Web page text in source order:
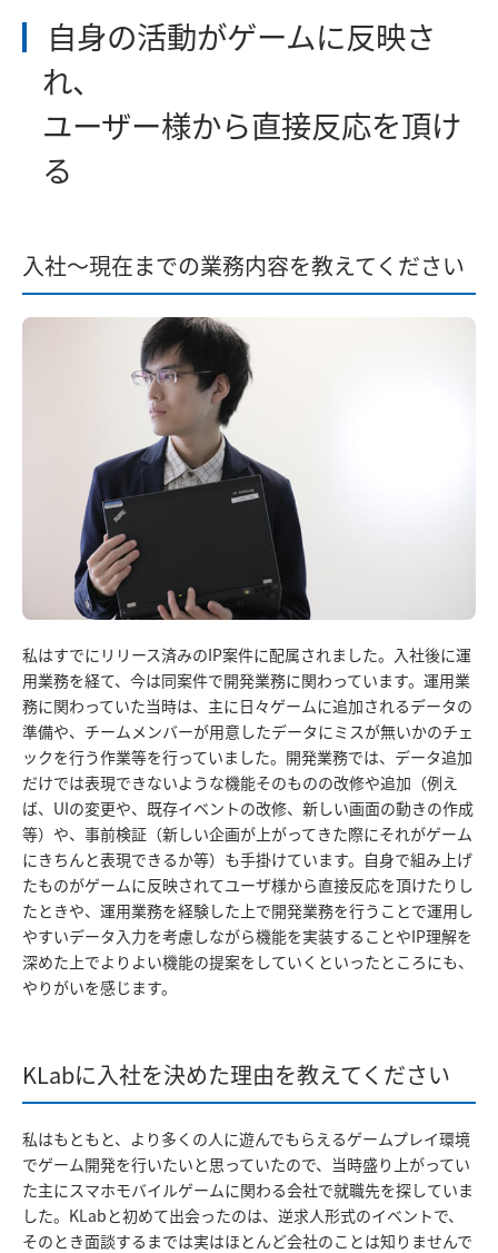
自身の活動がゲームに反映さ
れ、
ユーザー様から直接反応を頂け
る
入社～現在までの業務内容を教えてください
私はすでにリリース済みのIP案件に配属されました。入社後に運
用業務を経て、今は同案件で開発業務に関わっています。運用業
務に関わっていた当時は、主に日々ゲームに追加されるデータの
準備や、チームメンバーが用意したデータにミスが無いかのチェ
ックを行う作業等を行っていました。開発業務では、データ追加
だけでは表現できないような機能そのものの改修や追加（例え
ば、UIの変更や、既存イベントの改修、新しい画面の動きの作成
等）や、事前検証（新しい企画が上がってきた際にそれがゲーム
にきちんと表現できるか等）も手掛けています。自身で組み上げ
たものがゲームに反映されてユーザ様から直接反応を頂けたりし
たときや、運用業務を経験した上で開発業務を行うことで運用し
やすいデータ入力を考慮しながら機能を実装することやIP理解を
深めた上でよりよい機能の提案をしていくといったところにも、
やりがいを感じます。
KLabに入社を決めた理由を教えてください
私はもともと、より多くの人に遊んでもらえるゲームプレイ環境
でゲーム開発を行いたいと思っていたので、当時盛り上がってい
た主にスマホモバイルゲームに関わる会社で就職先を探していま
した。KLabと初めて出会ったのは、逆求人形式のイベントで、
そのとき面談するまでは実はほとんど会社のことは知りませんで